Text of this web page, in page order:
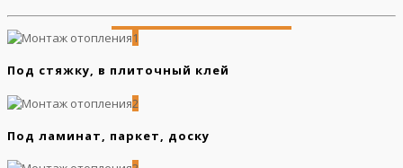
1
Под стяжку, в плиточный клей
2
Под ламинат, паркет, доску